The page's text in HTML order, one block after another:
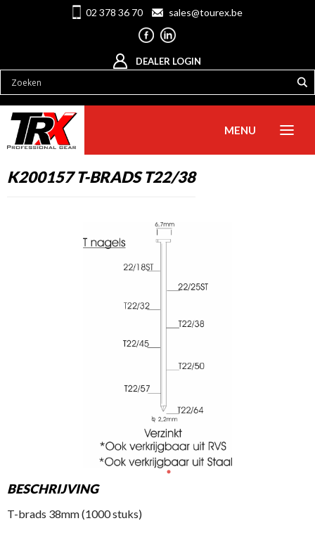
02 378 36 70 sales@tourex.be
DEALER LOGIN
MENU
K200157 T-BRADS T22/38
BESCHRIJVING
T-brads 38mm (1000 stuks)